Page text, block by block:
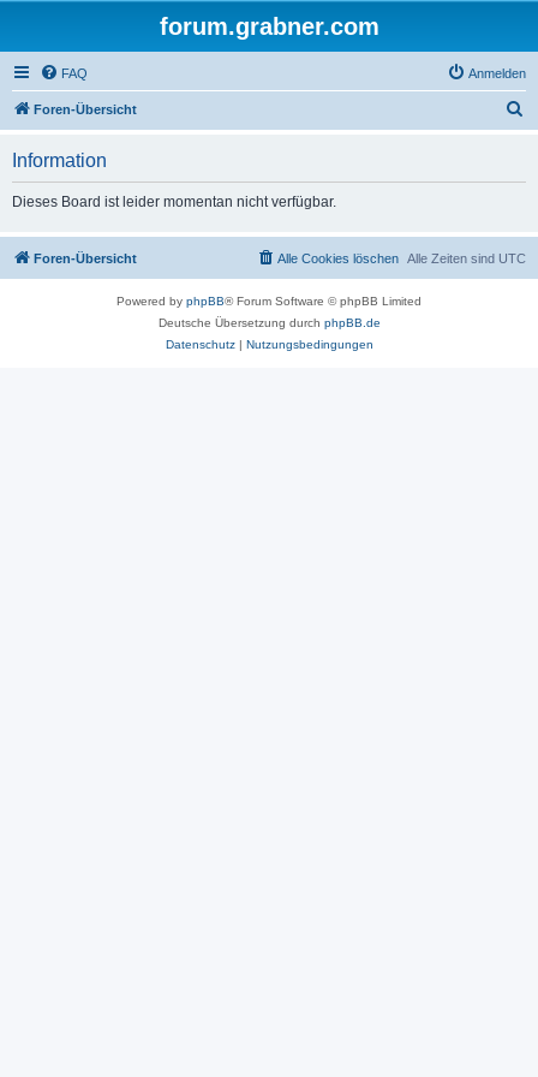
forum.grabner.com
FAQ Anmelden
Foren-Übersicht
Information
Dieses Board ist leider momentan nicht verfügbar.
Foren-Übersicht Alle Zeiten sind UTC
Alle Cookies löschen
Powered by phpBB® Forum Software © phpBB Limited
Deutsche Übersetzung durch phpBB.de
Datenschutz| Nutzungsbedingungen